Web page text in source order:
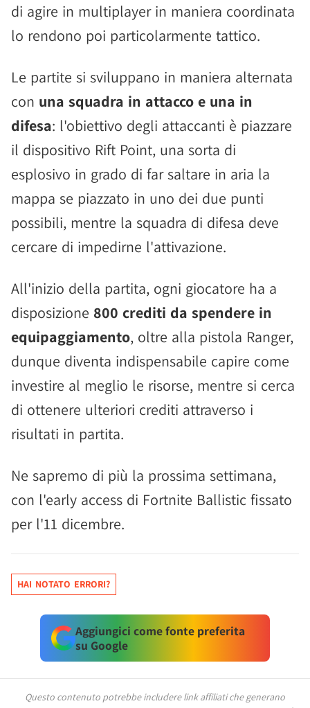
di agire in multiplayer in maniera coordinata
lo rendono poi particolarmente tattico.
Le partite si sviluppano in maniera alternata
con una squadra in attacco e una in
difesa: l'obiettivo degli attaccanti è piazzare
il dispositivo Rift Point, una sorta di
esplosivo in grado di far saltare in aria la
mappa se piazzato in uno dei due punti
possibili, mentre la squadra di difesa deve
cercare di impedirne l'attivazione.
All'inizio della partita, ogni giocatore ha a
disposizione 800 crediti da spendere in
equipaggiamento, oltre alla pistola Ranger,
dunque diventa indispensabile capire come
investire al meglio le risorse, mentre si cerca
di ottenere ulteriori crediti attraverso i
risultati in partita.
Ne sapremo di più la prossima settimana,
con l'early access di Fortnite Ballistic fissato
per l'11 dicembre.
HAI NOTATO ERRORI?
Aggiungici come fonte preferita
su Google
Questo contenuto potrebbe includere link affiliati che generano